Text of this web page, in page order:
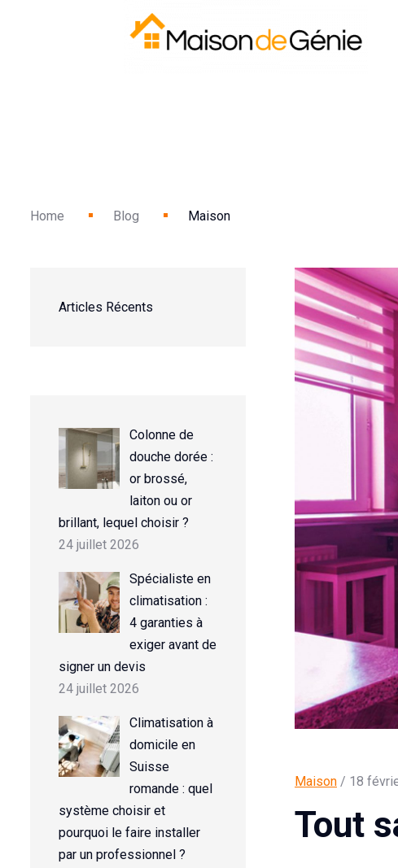
Home Blog Maison
Articles Récents
Colonne de
douche dorée :
or brossé,
laiton ou or
brillant, lequel choisir ?
24 juillet 2026
Spécialiste en
climatisation :
4 garanties à
exiger avant de
signer un devis
24 juillet 2026
Climatisation à
domicile en
Suisse
romande : quel
système choisir et
pourquoi le faire installer
par un professionnel ?
Maison / 18
Tout